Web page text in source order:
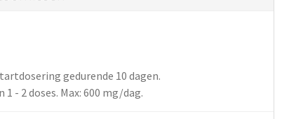
gedurende 10 dagen.
1 - 2 doses. Max: 600 mg/dag.